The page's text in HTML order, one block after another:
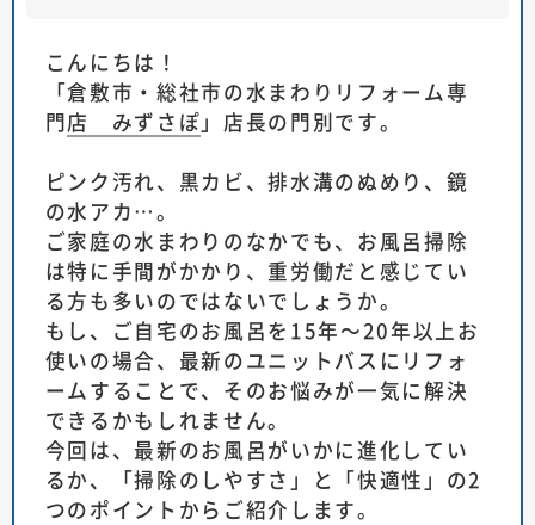
こんにちは！
「倉敷市・総社市の水まわりリフォーム専
門店 みずさぽ 」店長の門別です。
ピンク汚れ、黒カビ、排水溝のぬめり、鏡
の水アカ…。
ご家庭の水まわりのなかでも、お風呂掃除
は特に手間がかかり、重労働だと感じてい
る方も多いのではないでしょうか。
もし、ご自宅のお風呂を15年～20年以上お
使いの場合、最新のユニットバスにリフォ
ームすることで、そのお悩みが一気に解決
できるかもしれません。
今回は、最新のお風呂がいかに進化してい
るか、「掃除のしやすさ」と「快適性」の2
つのポイントからご紹介します。